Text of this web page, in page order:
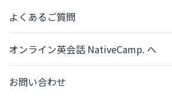
よくあるご質問
オンライン英会話 NativeCamp. へ
お問い合わせ